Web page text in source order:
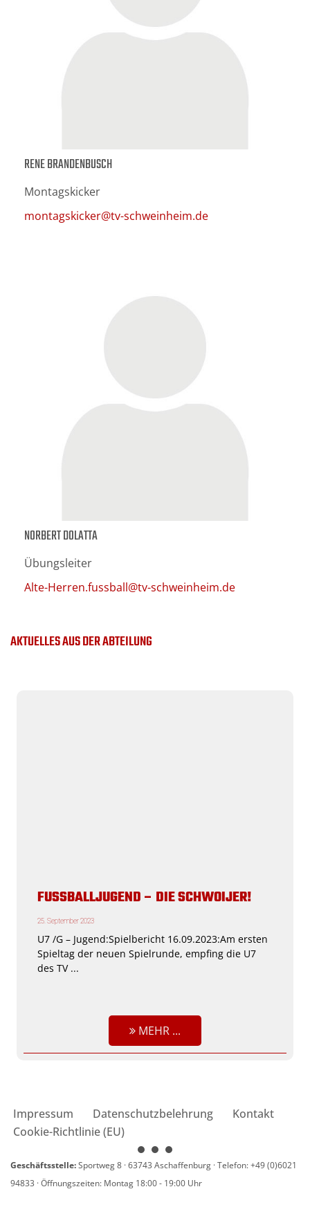
RENE BRANDENBUSCH
Montagskicker
montagskicker@tv-schweinheim.de
NORBERT DOLATTA
Übungsleiter
Alte-Herren.fussball@tv-schweinheim.de
AKTUELLES AUS DER ABTEILUNG
FUSSBALLJUGEND – DIE SCHWOIJER!
25. September 2023
U7 /G – Jugend:Spielbericht 16.09.2023:Am ersten
Spieltag der neuen Spielrunde, empfing die U7
des TV ...
MEHR ...
Impressum Datenschutzbelehrung
Kontakt
Cookie-Richtlinie (EU)
Geschäftsstelle:Sportweg 8 · 63743 Aschaffenburg · Telefon: +49 (0)6021
94833 · Öffnungszeiten: Montag 18:00 - 19:00 Uhr